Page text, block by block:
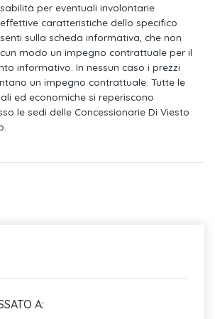
con specchietto di cortesia
di assistenza al mantenimento della
control" - regolazione automatica della
per eventuali involontarie
caratteristiche dello specifico
sulla scheda informativa, che non
modo un impegno contrattuale per il
informativo. In nessun caso i prezzi
un impegno contrattuale. Tutte le
ed economiche si reperiscono
le sedi delle Concessionarie Di Viesto
A: